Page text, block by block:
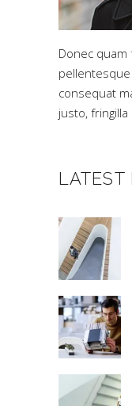
Donec quam
consequat
justo, fringilla
LATEST